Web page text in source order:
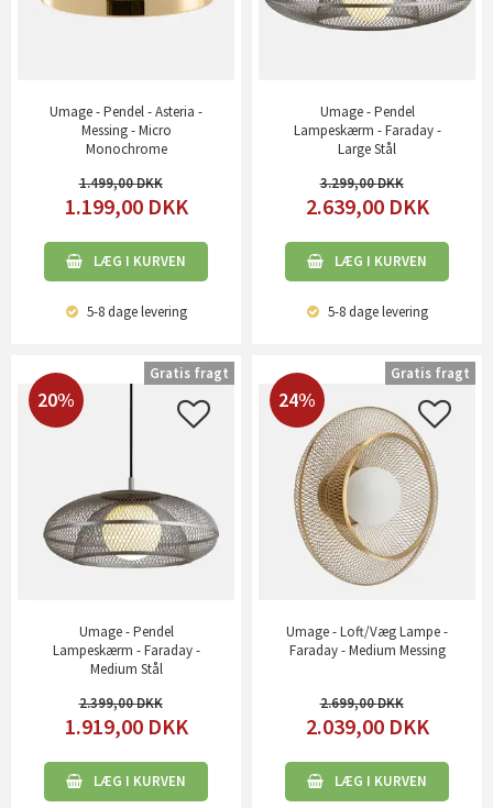
Umage - Pendel - Asteria -
Messing - Micro
Monochrome
1.499,00
1.199,00 DKK
LÆG I KURVEN
5-8 dagelevering
Umage - Pendel
Lampeskærm - Faraday -
Large Stål
3.299,00
2.639,00 DKK
LÆG I KURVEN
5-8 dagelevering
20%
Umage - Pendel
Lampeskærm - Faraday -
Medium Stål
2.399,00
1.919,00 DKK
LÆG I KURVEN
Gratis fragt
24%
Umage - Loft/Væg Lampe -
Faraday - Medium Messing
2.699,00
2.039,00 DKK
LÆG I KURVEN
Gratis fragt